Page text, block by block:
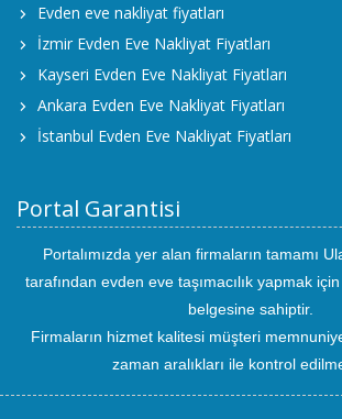
Evden eve nakliyat fiyatları
İzmir Evden Eve Nakliyat Fiyatları
Kayseri Evden Eve Nakliyat Fiyatları
Ankara Evden Eve Nakliyat Fiyatları
İstanbul Evden Eve Nakliyat Fiyatları
Portal Garantisi
Portalımızda yer alan firmaların tamamı
tarafından evden eve taşımacılık yapmak
belgesine sahiptir.
Firmaların hizmet kalitesi müşteri
zaman aralıkları ile kontrol